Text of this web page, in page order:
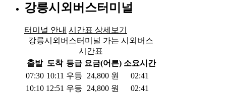
강릉시외버스터미널
터미널 안내 시간표 상세보기
강릉시외버스터미널 가는 시외버스
시간표
출발 도착 등급 요금(어른) 소요시간
07:30 10:11 우등 24,800 원
02:41
10:10 12:51 우등 24,800 원
02:41